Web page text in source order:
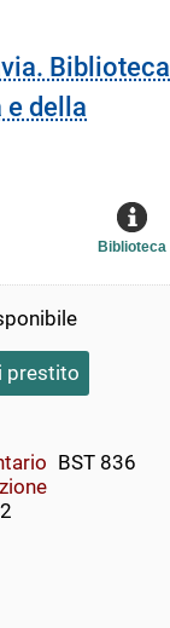
Biblioteca
e della
Biblioteca
prestito
BST 836